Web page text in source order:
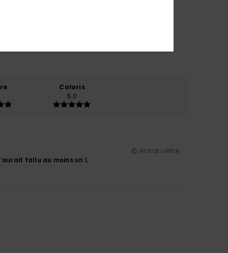
Coloris
5.0
Achat vérifié
fallu au moins un L